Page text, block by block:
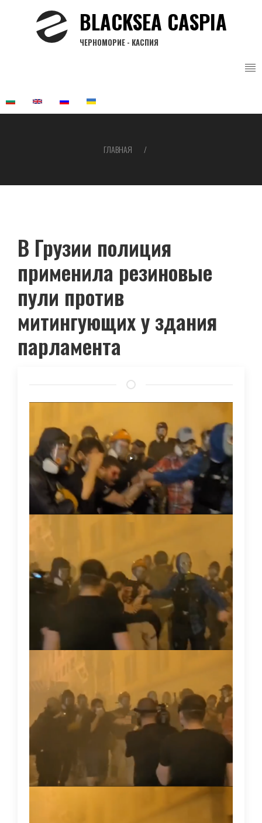
BLACKSEA CASPIA
ЧЕРНОМОРИЕ - КАСПИЯ
навигации
ГЛАВНАЯ
В Грузии полиция
применила резиновые
пули против
митингующих у здания
парламента